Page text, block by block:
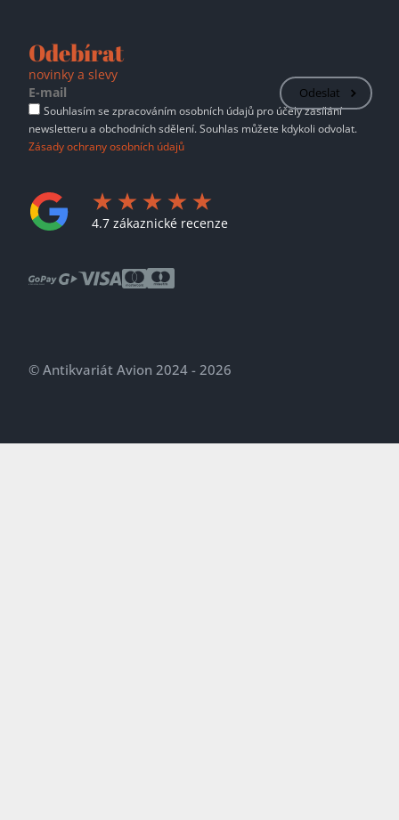
Odebírat
novinky a slevy
Odeslat
Souhlasím se zpracováním osobních údajů pro účely zasílání
newsletteru a obchodních sdělení. Souhlas můžete kdykoli odvolat.
Zásady ochrany osobních údajů
4.7 zákaznické recenze
© Antikvariát Avion 2024 - 2026